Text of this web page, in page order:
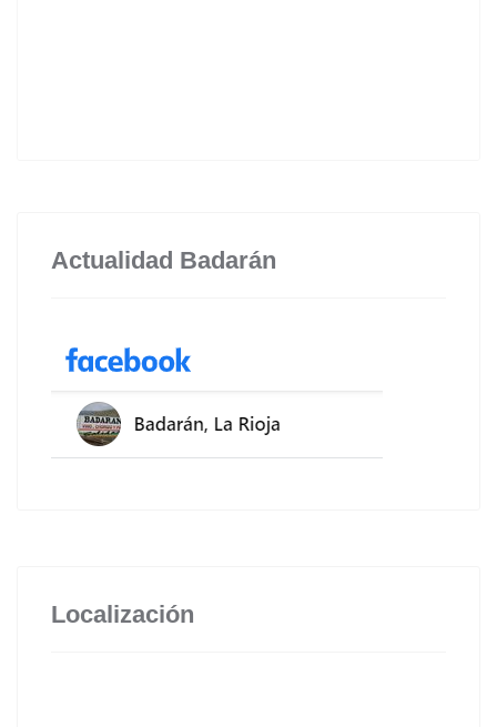
Actualidad Badarán
Localización